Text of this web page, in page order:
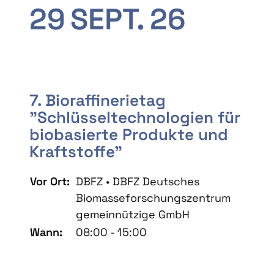
29SEPT. 26
7. Bioraffinerietag
"Schlüsseltechnologien für
biobasierte Produkte und
Kraftstoffe"
Vor Ort: DBFZ • DBFZ Deutsches
Biomasseforschungszentrum
gemeinnützige GmbH
Wann:
08:00 - 15:00